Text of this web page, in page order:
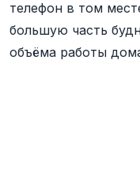
телефон в том
большую часть
объёма работы